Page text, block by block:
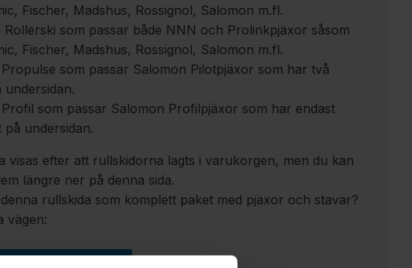
Fischer, Madshus, Rossignol, Salomon m.fl.
Rollerski som passar både NNN och Prolinkpjäxor såsom
Fischer, Madshus, Rossignol, Salomon m.fl.
som passar Salomon Pilotpjäxor som har två
undersidan.
som passar Salomon Profilpjäxor som har endast
på undersidan.
visas efter att rullskidorna lagts i varukorgen, men du kan
längre ner på denna sida.
rullskida som komplett paket med pjäxor och stavar?
vägen: